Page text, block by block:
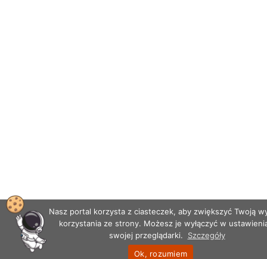
Nasz portal korzysta z ciasteczek, aby zwiększyć Twoją
korzystania ze strony. Możesz je wyłączyć w
swojej przeglądarki.
Szczegóły
Ok, rozumiem